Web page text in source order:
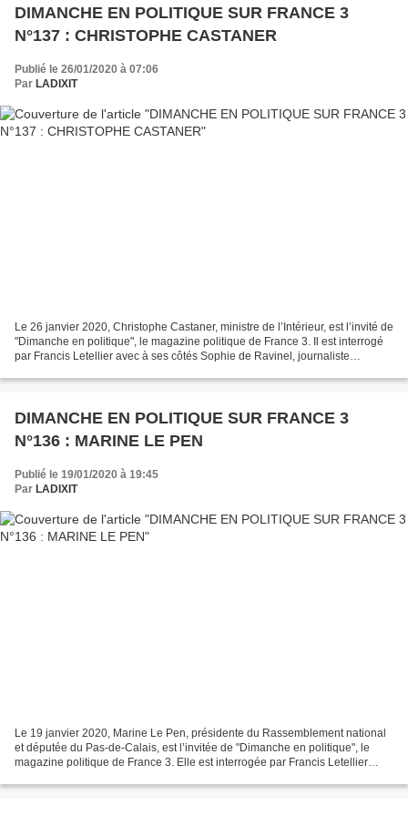
DIMANCHE EN POLITIQUE SUR FRANCE 3
N°137 : CHRISTOPHE CASTANER
Publié le 26/01/2020 à 07:06
Par LADIXIT
Le 26 janvier 2020, Christophe Castaner, ministre de l’Intérieur, est l’invité de
"Dimanche en politique", le magazine politique de France 3. Il est interrogé
par Francis Letellier avec à ses côtés Sophie de Ravinel, journaliste
DIMANCHE EN POLITIQUE SUR FRANCE 3
N°136 : MARINE LE PEN
Publié le 19/01/2020 à 19:45
Par LADIXIT
Le 19 janvier 2020, Marine Le Pen, présidente du Rassemblement national
et députée du Pas-de-Calais, est l’invitée de "Dimanche en politique", le
magazine politique de France 3. Elle est interrogée par Francis Letellier